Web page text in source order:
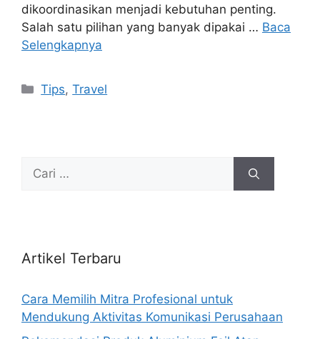
dikoordinasikan menjadi kebutuhan penting.
Salah satu pilihan yang banyak dipakai … Baca
Selengkapnya
Kategori
Tips,Travel
Cari
Artikel Terbaru
Cara Memilih Mitra Profesional untuk
Mendukung Aktivitas Komunikasi Perusahaan